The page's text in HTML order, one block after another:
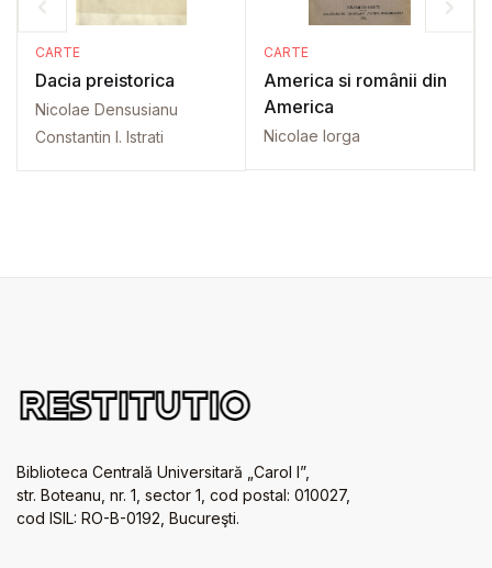
CARTE
Dacia preistorica
Nicolae Densusianu
Constantin I. Istrati
CARTE
America si românii din
America
Nicolae Iorga
Biblioteca Centrală Universitară „Carol I”,
str. Boteanu, nr. 1, sector 1, cod postal: 010027,
cod ISIL: RO-B-0192, Bucureşti.